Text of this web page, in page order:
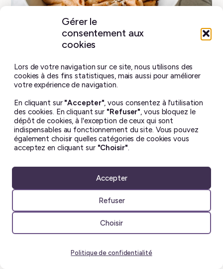
Gérer le
consentement aux
cookies
Lors de votre navigation sur ce site, nous utilisons des
cookies à des fins statistiques, mais aussi pour améliorer
votre expérience de navigation.
En cliquant sur "Accepter", vous consentez à l'utilisation
des cookies. En cliquant sur "Refuser", vous bloquez le
dépôt de cookies, à l'exception de ceux qui sont
indispensables au fonctionnement du site. Vous pouvez
également choisir quelles catégories de cookies vous
acceptez en cliquant sur "Choisir".
Accepter
Refuser
Choisir
Politique de confidentialité
réconfortants
27 jan 2021
Trois ans de végétarisme: bilan et évolution de